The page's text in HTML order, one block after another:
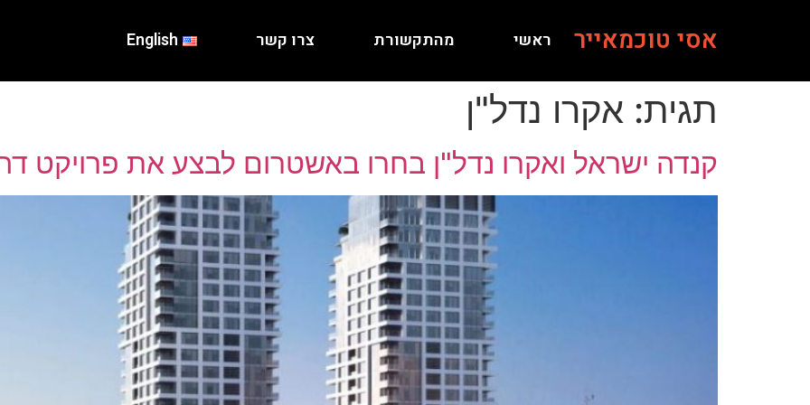
אסי טוכמאייר ראשי מהתקשורת צרו קשר English
תגית: אקרו נדל"ן
קנדה ישראל ואקרו נדל"ן בחרו באשטרום לבצע את פרויקט דה